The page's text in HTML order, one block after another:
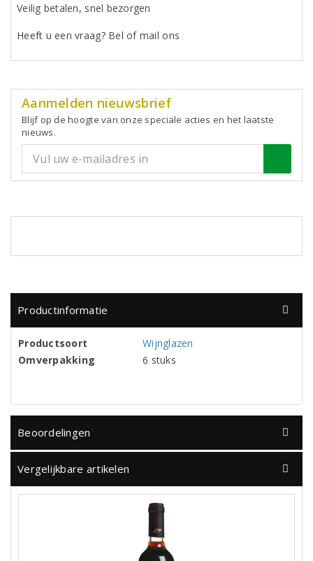
Veilig betalen, snel bezorgen
Heeft u een vraag? Bel of mail ons
Aanmelden nieuwsbrief
Blijf op de hoogte van onze speciale acties en het laatste
nieuws.
Productinformatie
Productsoort
Wijnglazen
Omverpakking
6 stuks
Beoordelingen
Vergelijkbare artikelen